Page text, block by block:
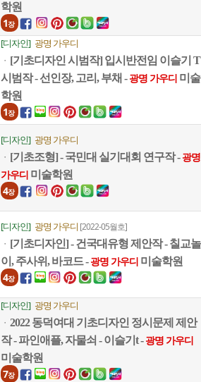
학원
1장
[디자인] 광명 가우디
ㆍ [기초디자인 시범작] 입시반전임 이슬기 T
시범작 - 선인장, 고리, 부채 - 광명 가우디 미술
학원
1장
[디자인] 광명 가우디
ㆍ [기초조형] - 국민대 실기대회 연구작 - 광명
가우디 미술학원
4장
[디자인] 광명 가우디 [2022-05월호]
ㆍ [기초디자인] - 건국대유형 제안작 - 칠교놀
이, 주사위, 바코드 - 광명 가우디 미술학원
4장
[디자인] 광명 가우디
ㆍ 2022 동덕여대 기초디자인 정시문제 제안
작 - 파인애플, 자물쇠 - 이슬기t - 광명 가우디
미술학원
7장